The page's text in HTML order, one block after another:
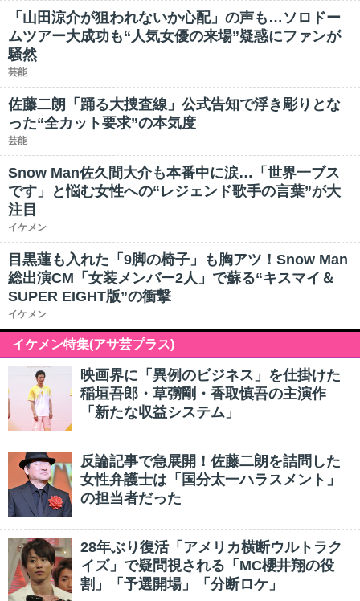
「山田涼介が狙われないか心配」の声も…ソロドー
ムツアー大成功も“人気女優の来場”疑惑にファンが
騒然
芸能
佐藤二朗「踊る大捜査線」公式告知で浮き彫りとな
った“全カット要求”の本気度
芸能
Snow Man佐久間大介も本番中に涙…「世界一ブス
です」と悩む女性への“レジェンド歌手の言葉”が大
注目
イケメン
目黒蓮も入れた「9脚の椅子」も胸アツ！Snow Man
総出演CM「女装メンバー2人」で蘇る“キスマイ＆
SUPER EIGHT版”の衝撃
イケメン
イケメン特集(アサ芸プラス)
映画界に「異例のビジネス」を仕掛けた
稲垣吾郎・草彅剛・香取慎吾の主演作
「新たな収益システム」
反論記事で急展開！佐藤二朗を詰問した
女性弁護士は「国分太一ハラスメント」
の担当者だった
28年ぶり復活「アメリカ横断ウルトラク
イズ」で疑問視される「MC櫻井翔の役
割」「予選開場」「分断ロケ」